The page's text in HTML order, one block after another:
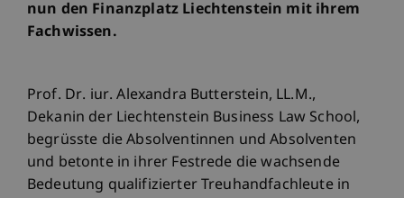
nun den Finanzplatz Liechtenstein mit ihrem
Fachwissen.
Prof. Dr. iur. Alexandra Butterstein, LL.M.,
Dekanin der Liechtenstein Business Law School,
begrüsste die Absolventinnen und Absolventen
und betonte in ihrer Festrede die wachsende
Bedeutung qualifizierter Treuhandfachleute in